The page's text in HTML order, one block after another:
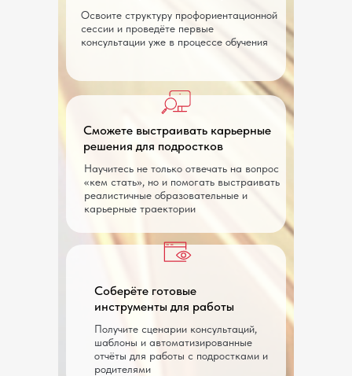
Сможете выстраивать карьерные
решения для подростков
Научитесь не только отвечать на вопрос
«кем стать», но и помогать выстраивать
реалистичные образовательные и
карьерные траектории
Соберёте готовые
инструменты для работы
Получите сценарии консультаций,
шаблоны и автоматизированные
отчёты для работы с подростками и
родителями
Освоите структуру профориентационной
сессии и проведёте первые
консультации уже в процессе обучения